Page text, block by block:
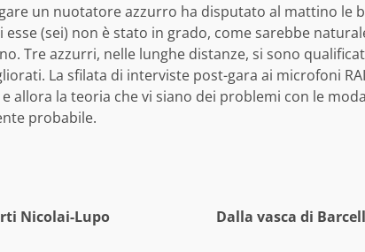
un nuotatore azzurro ha disputato al mattino le
(sei) non è stato in grado, come sarebbe
Tre azzurri, nelle lunghe distanze, si sono
La sfilata di interviste post-gara ai microfoni
allora la teoria che vi siano dei problemi con le
probabile.
Nicolai-Lupo
Dalla vasca di